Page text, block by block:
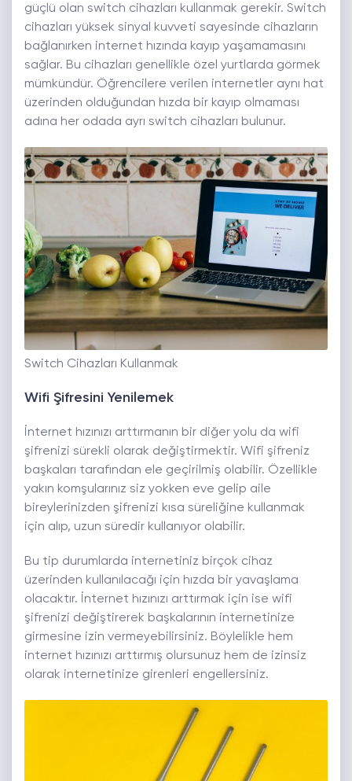
güçlü olan switch cihazları kullanmak gerekir. Switch
cihazları yüksek sinyal kuvveti sayesinde cihazların
bağlanırken internet hızında kayıp yaşamamasını
sağlar. Bu cihazları genellikle özel yurtlarda görmek
mümkündür. Öğrencilere verilen internetler aynı hat
üzerinden olduğundan hızda bir kayıp olmaması
adına her odada ayrı switch cihazları bulunur.
Switch Cihazları Kullanmak
Wifi Şifresini Yenilemek
İnternet hızınızı arttırmanın bir diğer yolu da wifi
şifrenizi sürekli olarak değiştirmektir. Wifi şifreniz
başkaları tarafından ele geçirilmiş olabilir. Özellikle
yakın komşularınız siz yokken eve gelip aile
bireylerinizden şifrenizi kısa süreliğine kullanmak
için alıp, uzun süredir kullanıyor olabilir.
Bu tip durumlarda internetiniz birçok cihaz
üzerinden kullanılacağı için hızda bir yavaşlama
olacaktır. İnternet hızınızı arttırmak için ise wifi
şifrenizi değiştirerek başkalarının internetinize
girmesine izin vermeyebilirsiniz. Böylelikle hem
internet hızınızı arttırmış olursunuz hem de izinsiz
olarak internetinize girenleri engellersiniz.